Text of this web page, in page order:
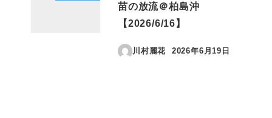
苗の放流＠柏島沖
【2026/6/16】
川村麗花
投稿日
2026年6月19日